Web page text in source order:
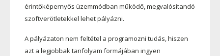
érintőképernyős üzemmódban működő, megvalósítandó
szoftverötletekkel lehet pályázni.
A pályázaton nem feltétel a programozni tudás, hiszen
azt a legjobbak tanfolyam formájában ingyen